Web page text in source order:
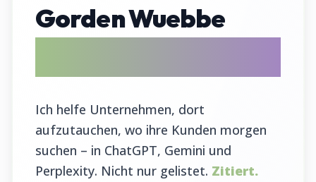
Gorden Wuebbe
Ich helfe Unternehmen, dort
aufzutauchen, wo ihre Kunden morgen
suchen – in ChatGPT, Gemini und
Perplexity. Nicht nur gelistet. Zitiert.